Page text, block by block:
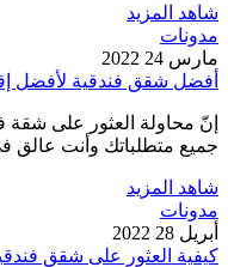
شاهد المزيد
مدونات
مارس 24 2022
أفضل شقق فندقية لأفضل
إنّ محاولة العثور على شقة
جميع متطلباتك وأنت عالق
شاهد المزيد
مدونات
أبريل 28 2022
كيفية العثور على شقق